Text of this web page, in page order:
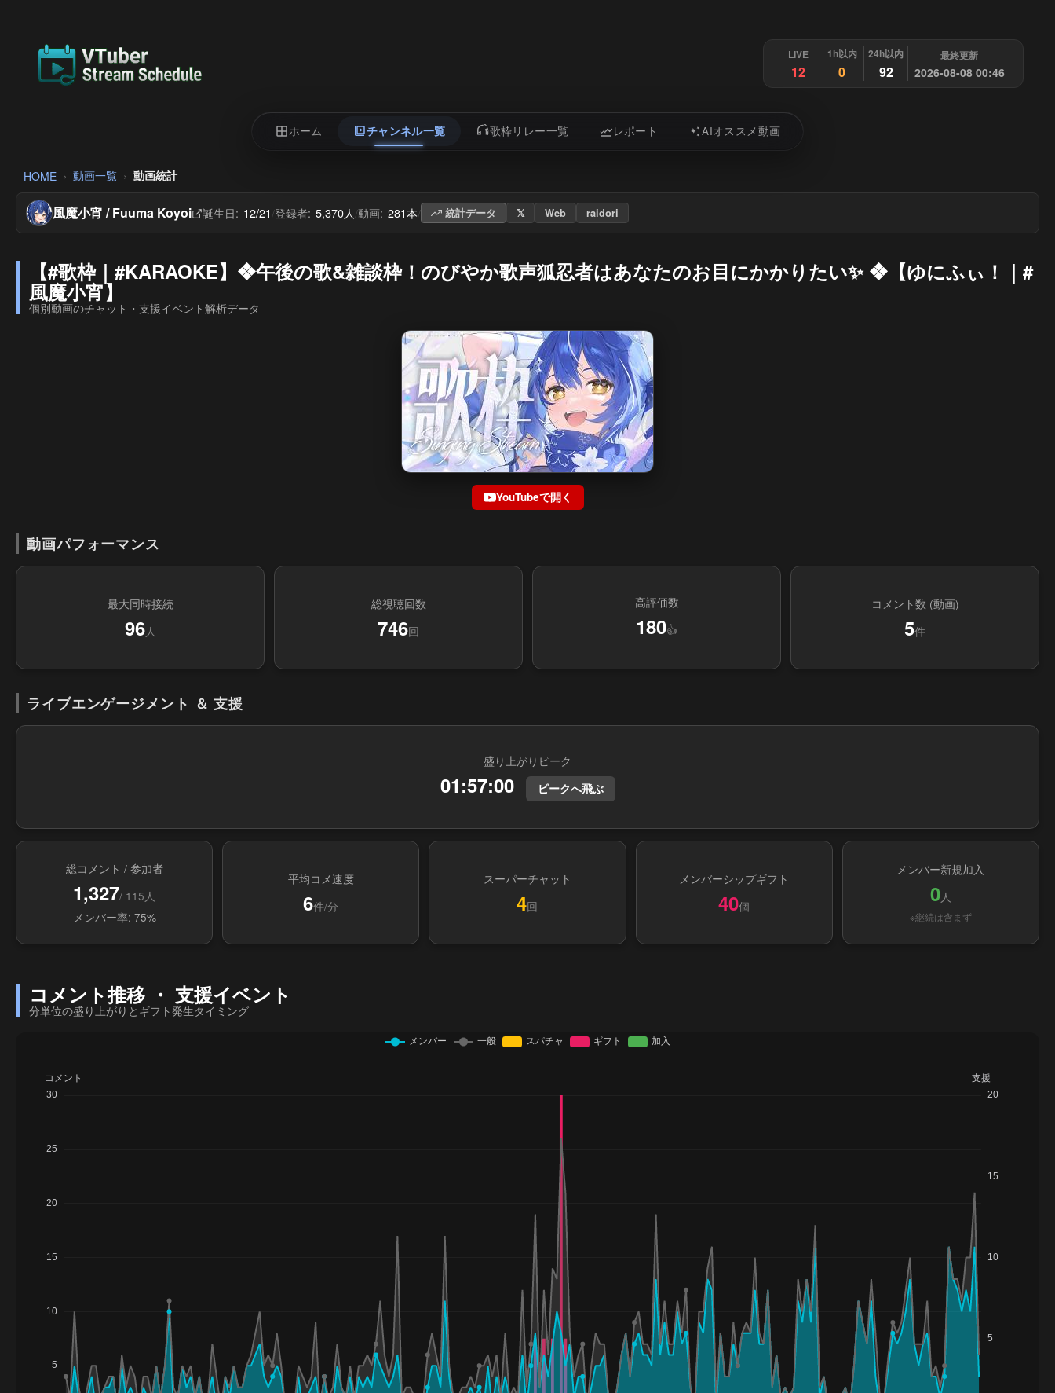
LIVE
12
1h以内
0
24h以内
92
最終更新
2026-08-08 00:46
ホーム チャンネル一覧 歌枠リレー一覧 レポート AIオススメ動画
HOME 動画一覧 動画統計
風魔小宵 / Fuuma Koyoi 誕生日: 12/21/登録者: 5,370人/動画: 281本/ 統計データ 𝕏 Web raidori
【#歌枠｜#KARAOKE】❖午後の歌&雑談枠！のびやか歌声狐忍者はあなたのお目にかかりたい✨ ❖【ゆにふぃ！｜#
風魔小宵】
個別動画のチャット・支援イベント解析データ
YouTubeで開く
動画パフォーマンス
最大同時接続
96人
総視聴回数
746回
高評価数
180👍
コメント数 (動画)
5件
ライブエンゲージメント ＆ 支援
盛り上がりピーク
01:57:00 ピークへ飛ぶ
総コメント / 参加者
1,327/ 115人
メンバー率: 75%
平均コメ速度
6件/分
スーパーチャット
4回
メンバーシップギフト
40個
メンバー新規加入
0人
※継続は含まず
コメント推移 ・ 支援イベント
分単位の盛り上がりとギフト発生タイミング